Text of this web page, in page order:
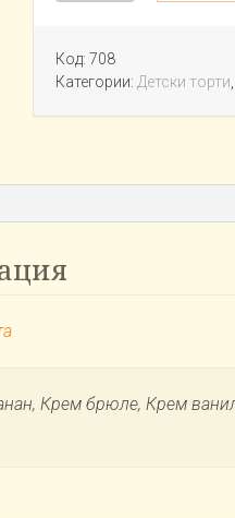
Код:708
Категории:Детски торти,
Крем брюле, Крем